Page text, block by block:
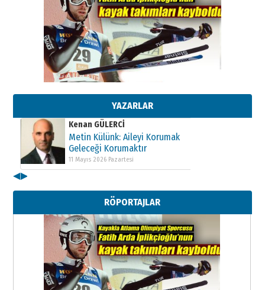
YAZARLAR
Kenan GÜLERCİ
Metin Külünk: Aileyi Korumak
11 Mayıs 2026 Pazartesi
Kenan GÜLERCİ
Metin Külünk: Aileyi Korumak
Geleceği Korumaktır
11 Mayıs 2026 Pazartesi
Metin Külünk: Aileyi Korumak
Geleceği Korumaktır
11 Mayıs 2026 Pazartesi
◀▶
RÖPORTAJLAR